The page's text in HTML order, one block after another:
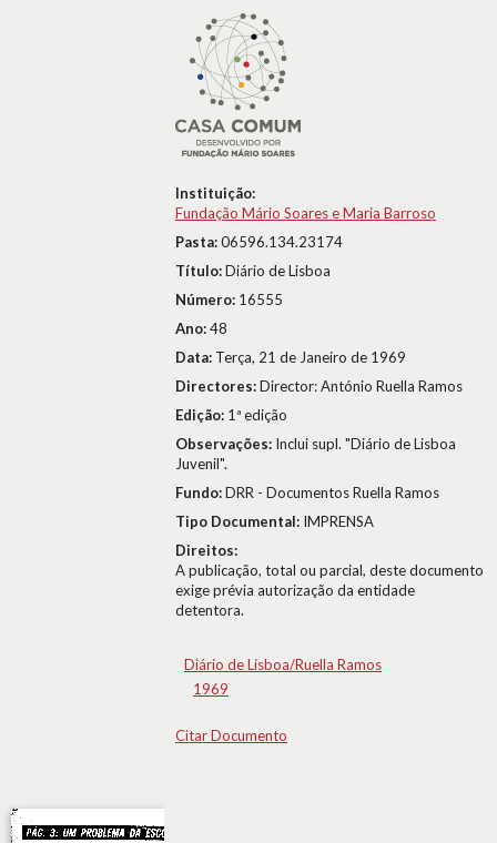
Instituição:
Fundação Mário Soares e Maria Barroso
Pasta:06596.134.23174
Título:Diário de Lisboa
Número: 16555
Ano:48
Data: Terça, 21 de Janeiro de 1969
Directores:Director: António Ruella Ramos
Edição: 1ª edição
Observações: Inclui supl. "Diário de Lisboa
Juvenil".
Fundo:DRR - Documentos Ruella Ramos
Tipo Documental: IMPRENSA
Direitos:
A publicação, total ou parcial, deste documento
exige prévia autorização da entidade
detentora.
Diário de Lisboa/Ruella Ramos
1969
Citar Documento